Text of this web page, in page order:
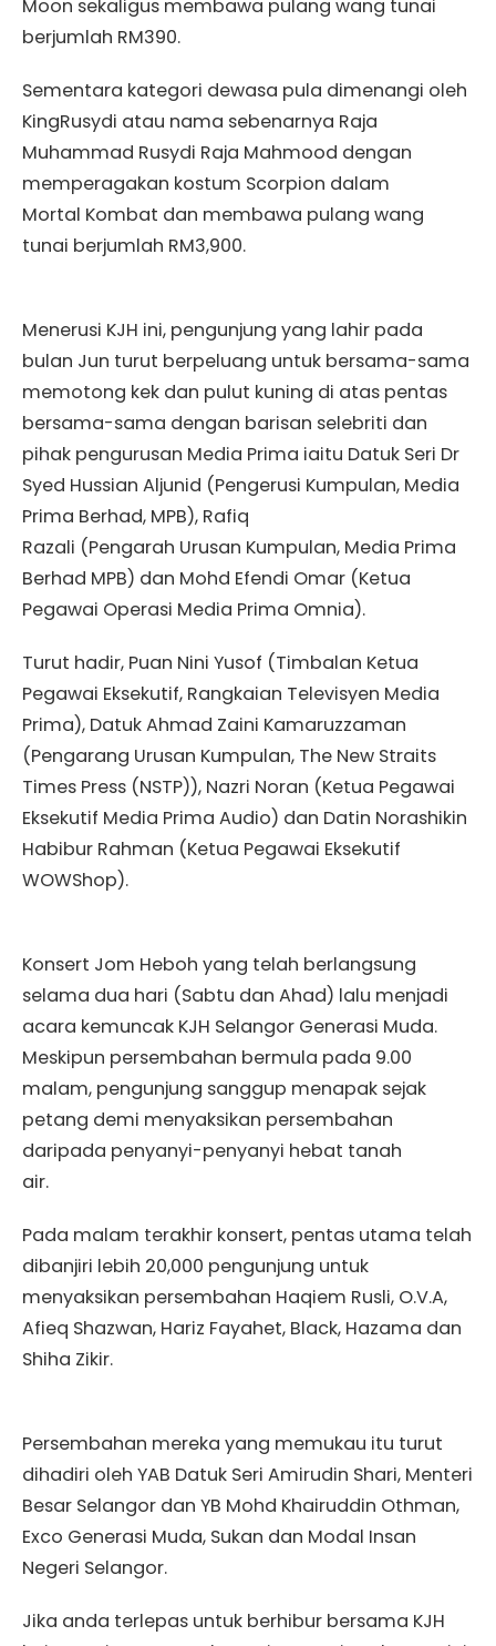
Moon sekaligus membawa pulang wang tunai
berjumlah RM390.
Sementara kategori dewasa pula dimenangi oleh
KingRusydi atau nama sebenarnya Raja
Muhammad Rusydi Raja Mahmood dengan
memperagakan kostum Scorpion dalam
Mortal Kombat dan membawa pulang wang
tunai berjumlah RM3,900.
Menerusi KJH ini, pengunjung yang lahir pada
bulan Jun turut berpeluang untuk bersama-sama
memotong kek dan pulut kuning di atas pentas
bersama-sama dengan barisan selebriti dan
pihak pengurusan Media Prima iaitu Datuk Seri Dr
Syed Hussian Aljunid (Pengerusi Kumpulan, Media
Prima Berhad, MPB), Rafiq
Razali (Pengarah Urusan Kumpulan, Media Prima
Berhad MPB) dan Mohd Efendi Omar (Ketua
Pegawai Operasi Media Prima Omnia).
Turut hadir, Puan Nini Yusof (Timbalan Ketua
Pegawai Eksekutif, Rangkaian Televisyen Media
Prima), Datuk Ahmad Zaini Kamaruzzaman
(Pengarang Urusan Kumpulan, The New Straits
Times Press (NSTP)), Nazri Noran (Ketua Pegawai
Eksekutif Media Prima Audio) dan Datin Norashikin
Habibur Rahman (Ketua Pegawai Eksekutif
WOWShop).
Konsert Jom Heboh yang telah berlangsung
selama dua hari (Sabtu dan Ahad) lalu menjadi
acara kemuncak KJH Selangor Generasi Muda.
Meskipun persembahan bermula pada 9.00
malam, pengunjung sanggup menapak sejak
petang demi menyaksikan persembahan
daripada penyanyi-penyanyi hebat tanah
air.
Pada malam terakhir konsert, pentas utama telah
dibanjiri lebih 20,000 pengunjung untuk
menyaksikan persembahan Haqiem Rusli, O.V.A,
Afieq Shazwan, Hariz Fayahet, Black, Hazama dan
Shiha Zikir.
Persembahan mereka yang memukau itu turut
dihadiri oleh YAB Datuk Seri Amirudin Shari, Menteri
Besar Selangor dan YB Mohd Khairuddin Othman,
Exco Generasi Muda, Sukan dan Modal Insan
Negeri Selangor.
Jika anda terlepas untuk berhibur bersama KJH